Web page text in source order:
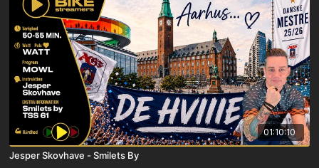
01:10:10
Jesper Skovhave - Smilets By